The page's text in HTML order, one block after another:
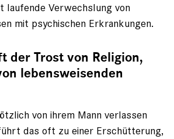
laufende Verwechslung von
mit psychischen Erkrankungen.
der Trost von Religion,
lebensweisenden
von ihrem Mann verlassen
das oft zu einer Erschütterung,